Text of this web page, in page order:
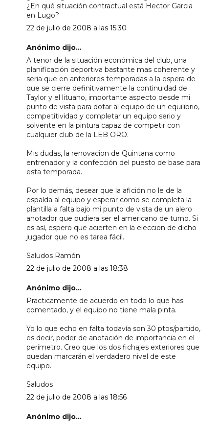
¿En qué situación contractual está Hector Garcia
en Lugo?
22 de julio de 2008 a las 15:30
Anónimo dijo...
A tenor de la situación económica del club, una
planificación deportiva bastante mas coherente y
seria que en anteriores temporadas a la espera de
que se cierre definitivamente la continuidad de
Taylor y el lituano, importante aspecto desde mi
punto de vista para dotar al equipo de un equilibrio,
competitividad y completar un equipo serio y
solvente en la pintura capaz de competir con
cualquier club de la LEB ORO.
Mis dudas, la renovacion de Quintana como
entrenador y la confección del puesto de base para
esta temporada.
Por lo demás, desear que la afición no le de la
espalda al equipo y esperar como se completa la
plantilla a falta bajo mi punto de vista de un alero
anotador que pudiera ser el americano de turno. Si
es así, espero que acierten en la eleccion de dicho
jugador que no es tarea fácil.
Saludos Ramón
22 de julio de 2008 a las 18:38
Anónimo dijo...
Practicamente de acuerdo en todo lo que has
comentado, y el equipo no tiene mala pinta.
Yo lo que echo en falta todavía son 30 ptos/partido,
es decir, poder de anotación de importancia en el
perímetro. Creo que los dos fichajes exteriores que
quedan marcarán el verdadero nivel de este
equipo.
Saludos
22 de julio de 2008 a las 18:56
Anónimo dijo...